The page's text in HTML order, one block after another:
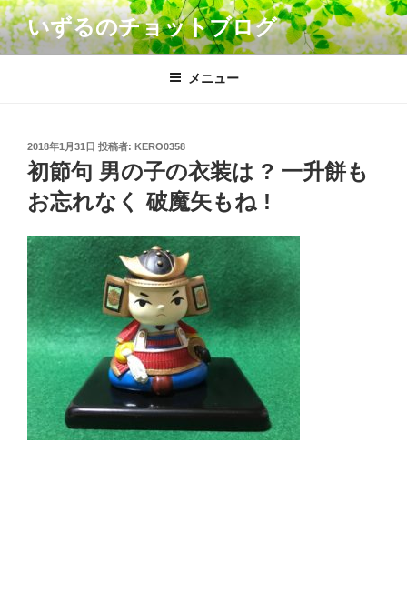
コ
ン
テ
いずるのチョットブログ
メニュー
投
稿
日:
2018年1月31日 投稿者: KERO0358
初節句 男の子の衣装は ? 一升餅も
お忘れなく 破魔矢もね !